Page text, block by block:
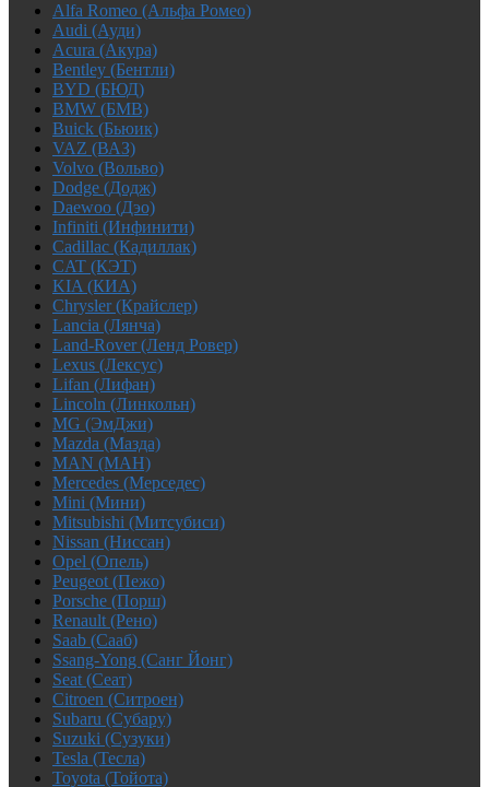
Alfa Romeo (Альфа Ромео)
Audi (Ауди)
Acura (Акура)
Bentley (Бентли)
BYD (БЮД)
BMW (БМВ)
Buick (Бьюик)
VAZ (ВАЗ)
Volvo (Вольво)
Dodge (Додж)
Daewoo (Дэо)
Infiniti (Инфинити)
Cadillac (Кадиллак)
CAT (КЭТ)
KIA (КИА)
Chrysler (Крайслер)
Lancia (Лянча)
Land-Rover (Ленд Ровер)
Lexus (Лексус)
Lifan (Лифан)
Lincoln (Линкольн)
MG (ЭмДжи)
Mazda (Мазда)
MAN (МАН)
Mercedes (Мерседес)
Mini (Мини)
Mitsubishi (Митсубиси)
Nissan (Ниссан)
Opel (Опель)
Peugeot (Пежо)
Porsche (Порш)
Renault (Рено)
Saab (Сааб)
Ssang-Yong (Санг Йонг)
Seat (Сеат)
Citroen (Ситроен)
Subaru (Субару)
Suzuki (Сузуки)
Tesla (Тесла)
Toyota (Тойота)